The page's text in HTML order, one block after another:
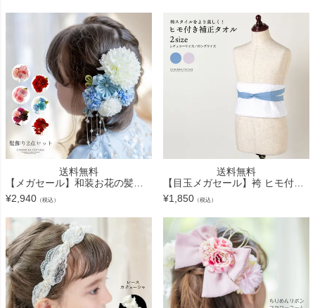
送料無料
【メガセール】和装お花の髪飾り2点セット[髪飾り造花卒業式袴結婚式成人式子供大人着物振り袖ヘアアクセ TAK
¥2,940 （税込）
送料無料
【目玉メガセール】袴 ヒモ付き補正タオル 着物 和装 着付け小物 和装アクセサリー TAK
¥1,850 （税込）